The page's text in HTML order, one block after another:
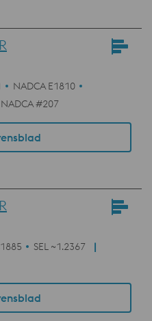
NADCA E1810
NADCA #207
SEL ~1.2367